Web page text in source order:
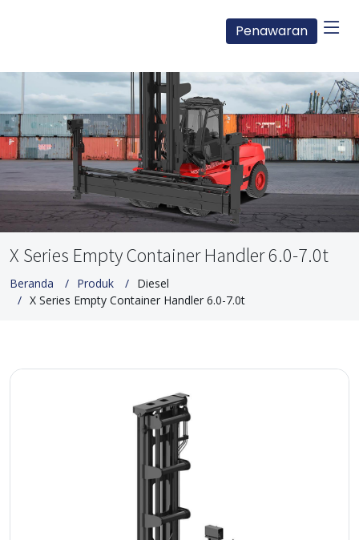
Penawaran
X Series Empty Container Handler 6.0-7.0t
Beranda Produk
Diesel
X Series Empty Container Handler 6.0-7.0t